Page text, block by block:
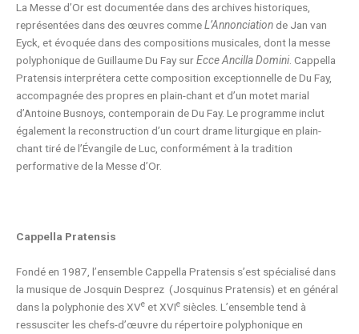
La Messe d’Or est documentée dans des archives historiques,
représentées dans des œuvres commeL’Annonciationde Jan van
Eyck, et évoquée dans des compositions musicales, dont la messe
polyphonique de Guillaume Du Fay surEcce Ancilla Domini. Cappella
Pratensis interprétera cette composition exceptionnelle de Du Fay,
accompagnée des propres en plain-chant et d’un motet marial
d’Antoine Busnoys, contemporain de Du Fay. Le programme inclut
également la reconstruction d’un court drame liturgique en plain-
chant tiré de l’Évangile de Luc, conformément à la tradition
performative de la Messe d’Or.
Cappella Pratensis
Fondé en 1987, l’ensemble Cappella Pratensis s’est spécialisé dans
la musique de Josquin Desprez (Josquinus Pratensis) et en général
dans la polyphonie des XVe et XVIe siècles. L’ensemble tend à
ressusciter les chefs-d’œuvre du répertoire polyphonique en